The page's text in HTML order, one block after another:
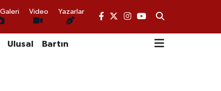
Video Yazarlar
Ulusal Bartın